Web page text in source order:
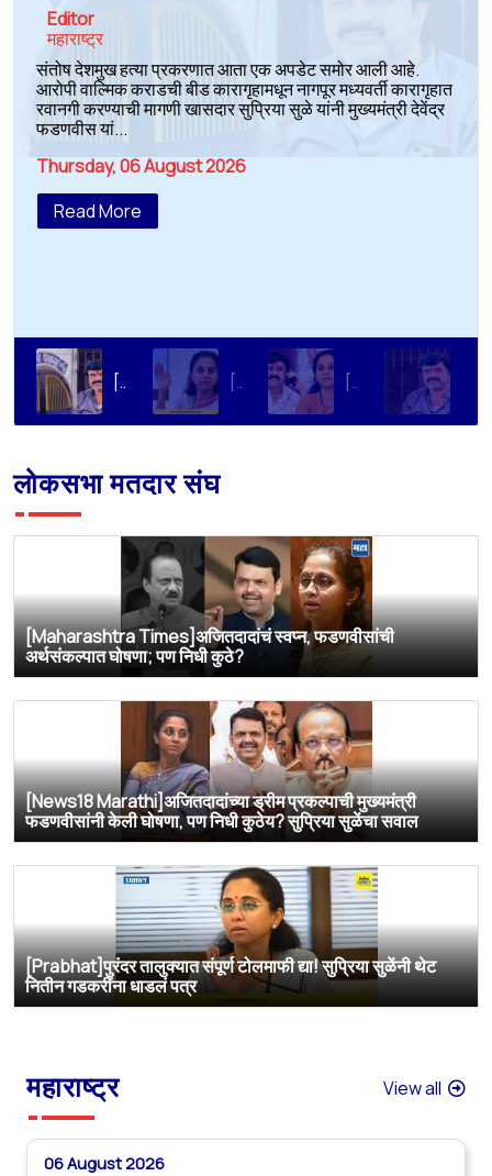
Editor
महाराष्ट्र
संतोष देशमुख हत्या प्रकरणात आता एक अपडेट समोर आली आहे.
आरोपी वाल्मिक कराडची बीड कारागृहामधून नागपूर मध्यवर्ती कारागृहात
रवानगी करण्याची मागणी खासदार सुप्रिया सुळे यांनी मुख्यमंत्री देवेंद्र
फडणवीस यां...
Thursday, 06 August 2026
Read More
[Loksatta]संतोष देशमुख हत्या प्रकरण : वाल्मिक कराडची रवानगी नागपूर कारागृहात करण्याची सुप्रिया सुळेंची मागणी [Dainik Prabhat]‘वाल्मिक कराडला बीड कारागृहातून नागपूरला हलवा’; सुप्रिया सुळेंची मुख्यमंत्र्यांकडे मोठी मागणी [Deshonnati]वाल्मिक कराडला बीड कारागृहातून नागपूरला हलवणार? सुप्रिया सुळे यांची मुख्यमंत्र्यांकडे मोठी मागणी
लोकसभा मतदार संघ
[Maharashtra Times]अजितदादांचं स्वप्न, फडणवीसांची
अर्थसंकल्पात घोषणा; पण निधी कुठे?
[News18 Marathi]अजितदादांच्या ड्रीम प्रकल्पाची मुख्यमंत्री
फडणवीसांनी केली घोषणा, पण निधी कुठेय? सुप्रिया सुळेंचा सवाल
[Prabhat]पुरंदर तालुक्यात संपूर्ण टोलमाफी द्या! सुप्रिया सुळेंनी थेट
नितीन गडकरींना धाडलं पत्र
महाराष्ट्र View all
06 August 2026